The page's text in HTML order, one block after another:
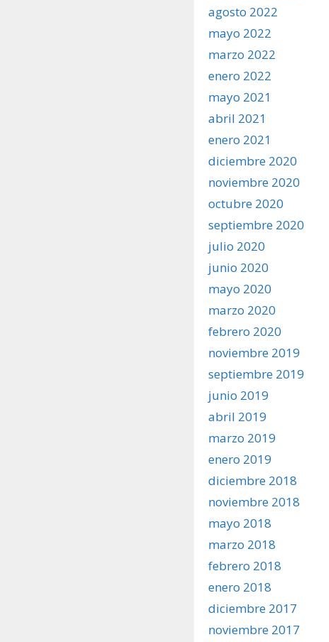
agosto 2022
mayo 2022
marzo 2022
enero 2022
mayo 2021
abril 2021
enero 2021
diciembre 2020
noviembre 2020
octubre 2020
septiembre 2020
julio 2020
junio 2020
mayo 2020
marzo 2020
febrero 2020
noviembre 2019
septiembre 2019
junio 2019
abril 2019
marzo 2019
enero 2019
diciembre 2018
noviembre 2018
mayo 2018
marzo 2018
febrero 2018
enero 2018
diciembre 2017
noviembre 2017